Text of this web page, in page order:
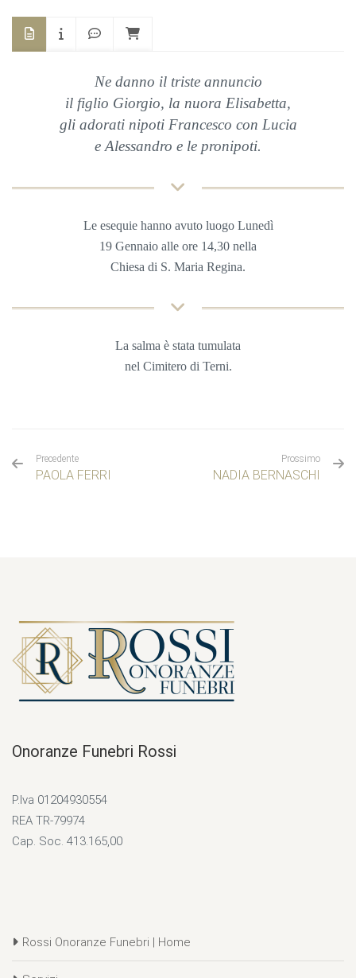
Ne danno il triste annuncio
il figlio Giorgio, la nuora Elisabetta,
gli adorati nipoti Francesco con Lucia
e Alessandro e le pronipoti.
Le esequie hanno avuto luogo Lunedì
19 Gennaio alle ore 14,30 nella
Chiesa di S. Maria Regina.
La salma è stata tumulata
nel Cimitero di Terni.
Precedente
PAOLA FERRI
Prossimo
NADIA BERNASCHI
Onoranze Funebri Rossi
P.Iva 01204930554
REA TR-79974
Cap. Soc. 413.165,00
Rossi Onoranze Funebri | Home